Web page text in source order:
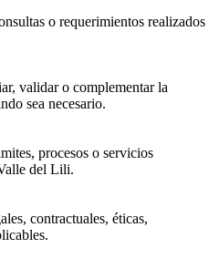
o requerimientos realizados
validar o complementar la
sea necesario.
procesos o servicios
del Lili.
contractuales, éticas,